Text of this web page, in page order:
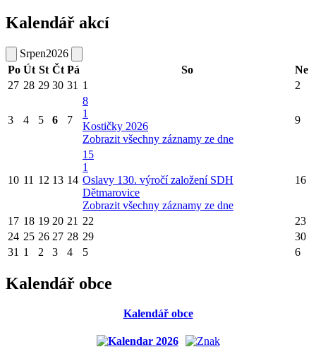
Kalendář akcí
Srpen2026
Po Út St Čt Pá So
Ne
27 28 29 30 31 1 2
3 4 5 6 7
8
1
Kostičky 2026
Zobrazit všechny záznamy ze dne
9
10 11 12 13 14
15
1
Oslavy 130. výročí založení SDH
Dětmarovice
Zobrazit všechny záznamy ze dne
16
17 18 19 20 21 22
23
24 25 26 27 28 29
30
31 1 2 3 4 5 6
Kalendář obce
Kalendář obce